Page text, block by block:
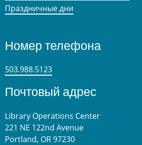
Праздничные дни
Номер телефона
503.988.5123
Почтовый адрес
Library Operations Center
221 NE 122nd Avenue
Portland, OR 97230